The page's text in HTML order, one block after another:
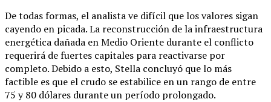
De todas formas, el analista ve difícil que los valores sigan
cayendo en picada. La reconstrucción de la infraestructura
energética dañada en Medio Oriente durante el conflicto
requerirá de fuertes capitales para reactivarse por
completo. Debido a esto, Stella concluyó que lo más
factible es que el crudo se estabilice en un rango de entre
75 y 80 dólares durante un período prolongado.